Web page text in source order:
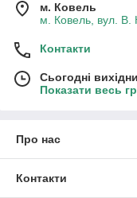
м. Ковель
м. Ковель, вул. В.
Контакти
Сьогодні
Показати весь
Про нас
Контакти